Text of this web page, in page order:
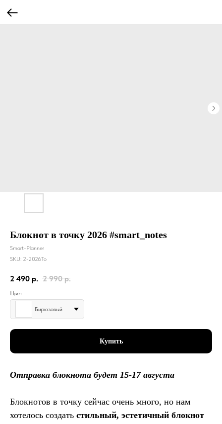
Блокнот в точку 2026 #smart_notes
Smart-Planner
SKU: 2-2026То
2 490 р. 2 990 р.
Цвет
Бирюзовый
Купить
Отправка блокнота будет 15-17 августа
Блокнотов в точку сейчас очень много, но нам
хотелось создать стильный, эстетичный блокнот